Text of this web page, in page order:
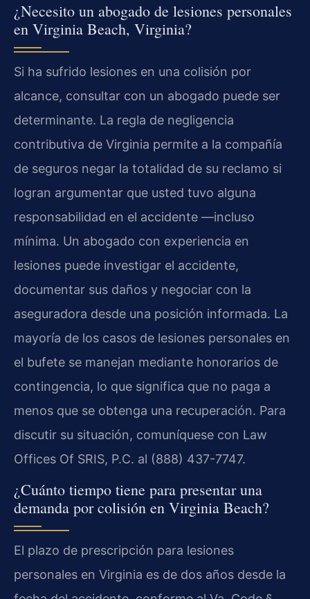
¿Necesito un abogado de lesiones personales
en Virginia Beach, Virginia?
Si ha sufrido lesiones en una colisión por
alcance, consultar con un abogado puede ser
determinante. La regla de negligencia
contributiva de Virginia permite a la compañía
de seguros negar la totalidad de su reclamo si
logran argumentar que usted tuvo alguna
responsabilidad en el accidente —incluso
mínima. Un abogado con experiencia en
lesiones puede investigar el accidente,
documentar sus daños y negociar con la
aseguradora desde una posición informada. La
mayoría de los casos de lesiones personales en
el bufete se manejan mediante honorarios de
contingencia, lo que significa que no paga a
menos que se obtenga una recuperación. Para
discutir su situación, comuníquese con Law
Offices Of SRIS, P.C. al (888) 437-7747.
¿Cuánto tiempo tiene para presentar una
demanda por colisión en Virginia Beach?
El plazo de prescripción para lesiones
personales en Virginia es de dos años desde la